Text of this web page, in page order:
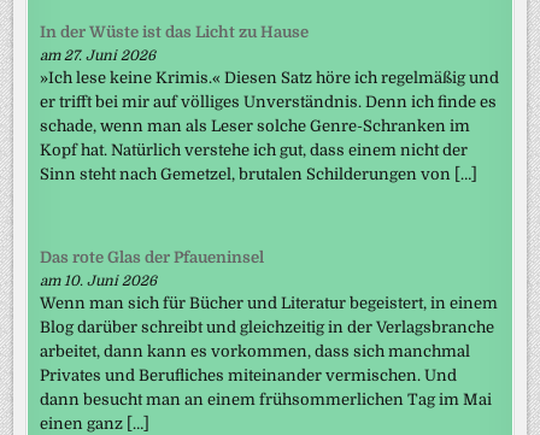
In der Wüste ist das Licht zu Hause
am 27. Juni 2026
»Ich lese keine Krimis.« Diesen Satz höre ich regelmäßig und
er trifft bei mir auf völliges Unverständnis. Denn ich finde es
schade, wenn man als Leser solche Genre-Schranken im
Kopf hat. Natürlich verstehe ich gut, dass einem nicht der
Sinn steht nach Gemetzel, brutalen Schilderungen von […]
Das rote Glas der Pfaueninsel
am 10. Juni 2026
Wenn man sich für Bücher und Literatur begeistert, in einem
Blog darüber schreibt und gleichzeitig in der Verlagsbranche
arbeitet, dann kann es vorkommen, dass sich manchmal
Privates und Berufliches miteinander vermischen. Und
dann besucht man an einem frühsommerlichen Tag im Mai
einen ganz […]